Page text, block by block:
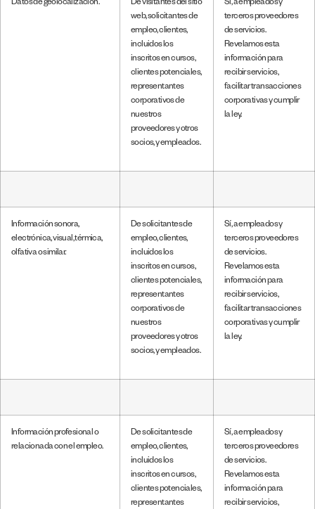
Datos de geolocalización.
De visitantes del sitio
web, solicitantes de
empleo, clientes,
incluidos los
inscritos en cursos,
clientes potenciales,
representantes
corporativos de
nuestros
proveedores y otros
socios, y empleados.
Sí, a empleados y
terceros proveedores
de servicios.
Revelamos esta
información para
recibir servicios,
facilitar transacciones
corporativas y cumplir
la ley.
Información sonora,
electrónica, visual, térmica,
olfativa o similar.
De solicitantes de
empleo, clientes,
incluidos los
inscritos en cursos,
clientes potenciales,
representantes
corporativos de
nuestros
proveedores y otros
socios, y empleados.
Sí, a empleados y
terceros proveedores
de servicios.
Revelamos esta
información para
recibir servicios,
facilitar transacciones
corporativas y cumplir
la ley.
Información profesional o
relacionada con el empleo.
De solicitantes de
empleo, clientes,
incluidos los
inscritos en cursos,
clientes potenciales,
representantes
Sí, a empleados y
terceros proveedores
de servicios.
Revelamos esta
información para
recibir servicios,